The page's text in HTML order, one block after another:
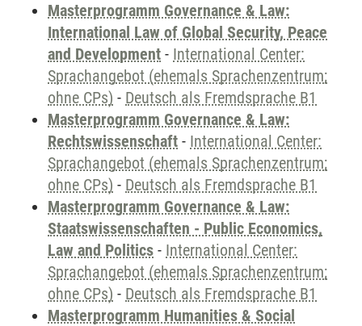
Masterprogramm Governance & Law:
International Law of Global Security, Peace
and Development - International Center:
Sprachangebot (ehemals Sprachenzentrum;
ohne CPs) - Deutsch als Fremdsprache B1
Masterprogramm Governance & Law:
Rechtswissenschaft - International Center:
Sprachangebot (ehemals Sprachenzentrum;
ohne CPs) - Deutsch als Fremdsprache B1
Masterprogramm Governance & Law:
Staatswissenschaften - Public Economics,
Law and Politics - International Center:
Sprachangebot (ehemals Sprachenzentrum;
ohne CPs) - Deutsch als Fremdsprache B1
Masterprogramm Humanities & Social